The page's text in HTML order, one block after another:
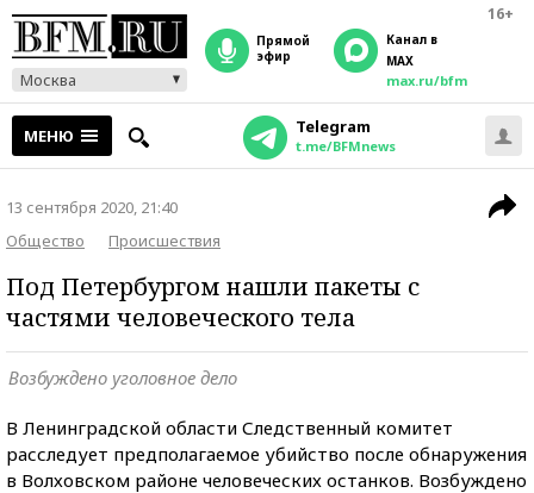
16+
Москва
прямой
эфир
Канал в
MAX
max.ru/bfm
МЕНЮ Telegram
t.me/BFMnews
13 сентября 2020, 21:40
Общество
Происшествия
Под Петербургом нашли пакеты с
частями человеческого тела
Возбуждено уголовное дело
В Ленинградской области Следственный комитет
расследует предполагаемое убийство после обнаружения
в Волховском районе человеческих останков. Возбуждено